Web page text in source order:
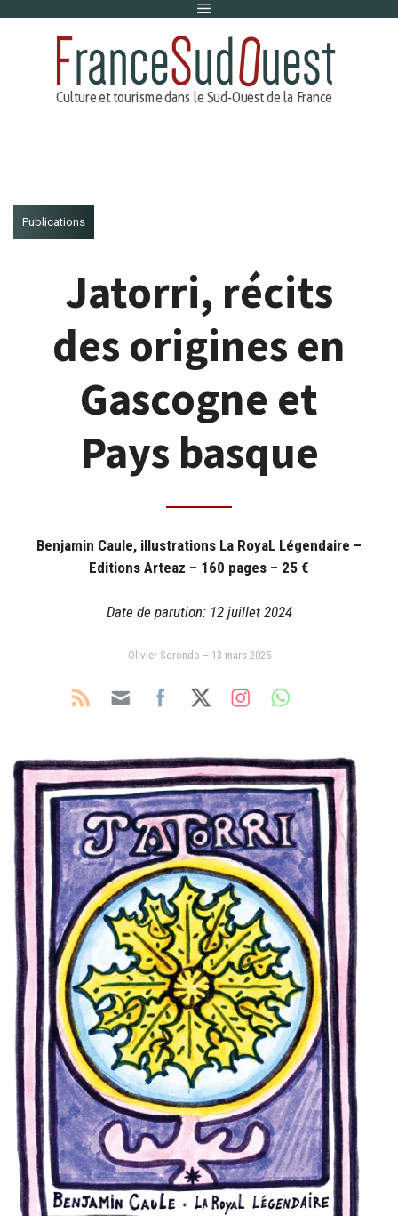
Menu
Publications
Jatorri, récits
des origines en
Gascogne et
Pays basque
Benjamin Caule, illustrations La RoyaL Légendaire –
Editions Arteaz – 160 pages – 25 €
Date de parution: 12 juillet 2024
Olivier Sorondo – 13 mars 2025